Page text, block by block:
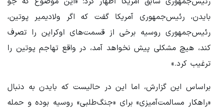
بایدن، رئیس‌جمهوری آمریکا گفت که اگر ولادیمیر پوتین،
رئیس‌جمهوری روسیه برخی از قسمت‌های اوکراین را تصرف
کند، هیچ مشکلی پیش نخواهد آمد، در واقع تهاجم پوتین را
ترغیب کرد.»
براساس این گزارش، اما این در حالیست که بایدن به دنبال
«راهکار مسالمت‌آمیزی» برای «جنگ‌طلبی» روسیه بوده و حمله